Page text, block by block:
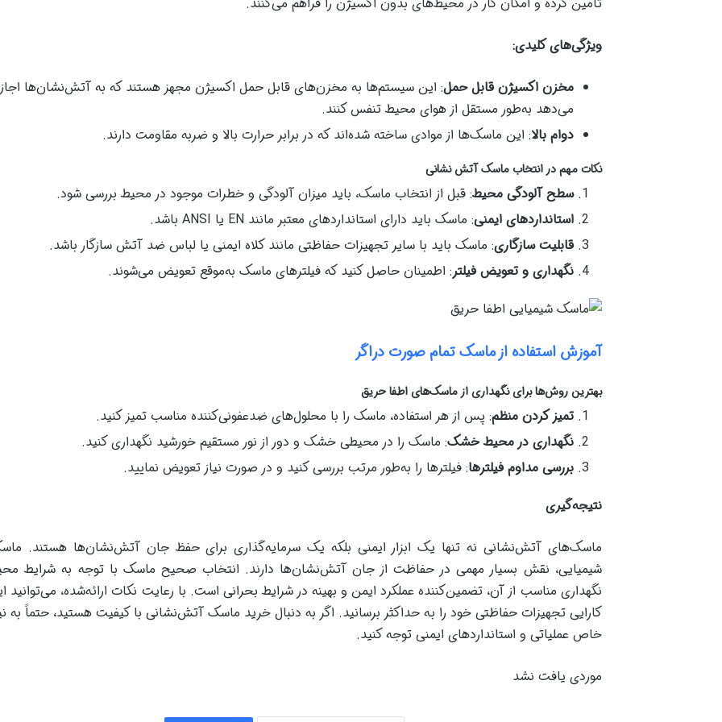
ویژگی‌های کلیدی:
مخزن اکسیژن قابل حمل: این سیستم‌ها به مخزن‌های قابل حمل اکسیژن مجهز هستند که به آتش‌نشان‌ها
می‌دهد به‌طور مستقل از هوای محیط تنفس کنند.
دوام بالا: این ماسک‌ها از موادی ساخته شده‌اند که در برابر حرارت بالا و ضربه مقاومت دارند.
نکات مهم در انتخاب ماسک آتش نشانی
سطح آلودگی محیط: قبل از انتخاب ماسک، باید میزان آلودگی و خطرات موجود در محیط بررسی شود.
استانداردهای ایمنی: ماسک باید دارای استانداردهای معتبر مانند EN یا ANSI باشد.
قابلیت سازگاری: ماسک باید با سایر تجهیزات حفاظتی مانند کلاه ایمنی یا لباس ضد آتش سازگار باشد.
نگهداری و تعویض فیلتر: اطمینان حاصل کنید که فیلترهای ماسک به‌موقع تعویض می‌شوند.
آموزش استفاده از ماسک تمام صورت دراگر
بهترین روش‌ها برای نگهداری از ماسک‌های اطفا حریق
تمیز کردن منظم: پس از هر استفاده، ماسک را با محلول‌های ضدعفونی‌کننده مناسب تمیز کنید.
نگهداری در محیط خشک: ماسک را در محیطی خشک و دور از نور مستقیم خورشید نگهداری کنید.
بررسی مداوم فیلترها: فیلترها را به‌طور مرتب بررسی کنید و در صورت نیاز تعویض نمایید.
نتیجه‌گیری
ماسک‌های آتش‌نشانی نه تنها یک ابزار ایمنی بلکه یک سرمایه‌گذاری برای حفظ جان آتش‌نشان‌ها هستند.
شیمیایی، نقش بسیار مهمی در حفاظت از جان آتش‌نشان‌ها دارند. انتخاب صحیح ماسک با توجه به شرایط
نگهداری مناسب از آن، تضمین‌کننده عملکرد ایمن و بهینه در شرایط بحرانی است. با رعایت نکات ارائه‌شده، می‌توانید
کارایی تجهیزات حفاظتی خود را به حداکثر برسانید. اگر به دنبال خرید ماسک آتش‌نشانی با کیفیت هستید، حتماً به
خاص عملیاتی و استانداردهای ایمنی توجه کنید.
موردی یافت نشد